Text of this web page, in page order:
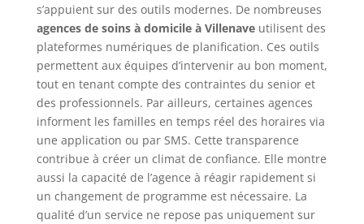
s’appuient sur des outils modernes. De nombreuses
agences de soins à domicile à Villenaveutilisent des
plateformes numériques de planification. Ces outils
permettent aux équipes d’intervenir au bon moment,
tout en tenant compte des contraintes du senior et
des professionnels. Par ailleurs, certaines agences
informent les familles en temps réel des horaires via
une application ou par SMS. Cette transparence
contribue à créer un climat de confiance. Elle montre
aussi la capacité de l’agence à réagir rapidement si
un changement de programme est nécessaire. La
qualité d’un service ne repose pas uniquement sur